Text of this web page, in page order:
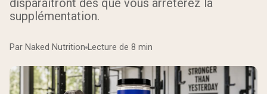
supplémentation.
Par Naked Nutrition Lecture de 8 min